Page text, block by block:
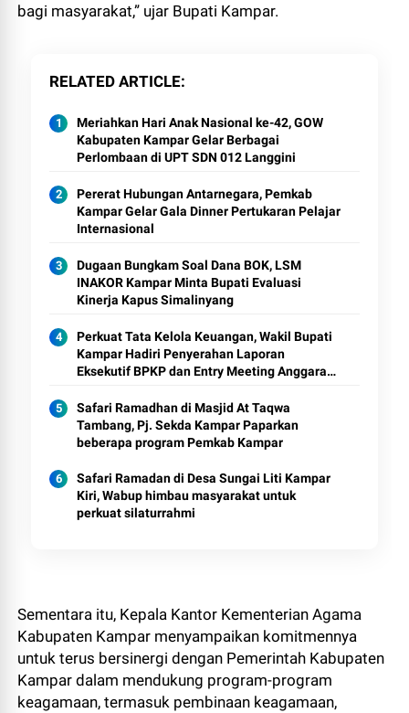
bagi masyarakat,” ujar Bupati Kampar.
RELATED ARTICLE
Meriahkan Hari Anak Nasional ke-42, GOW
Kabupaten Kampar Gelar Berbagai
Perlombaan di UPT SDN 012 Langgini
Pererat Hubungan Antarnegara, Pemkab
Kampar Gelar Gala Dinner Pertukaran Pelajar
Internasional
Dugaan Bungkam Soal Dana BOK, LSM
INAKOR Kampar Minta Bupati Evaluasi
Kinerja Kapus Simalinyang
Perkuat Tata Kelola Keuangan, Wakil Bupati
Kampar Hadiri Penyerahan Laporan
Eksekutif BPKP dan Entry Meeting Anggaran
Safari Ramadhan di Masjid At Taqwa
Tambang, Pj. Sekda Kampar Paparkan
beberapa program Pemkab Kampar
Safari Ramadan di Desa Sungai Liti Kampar
Kiri, Wabup himbau masyarakat untuk
perkuat silaturrahmi
Sementara itu, Kepala Kantor Kementerian Agama
Kabupaten Kampar menyampaikan komitmennya
untuk terus bersinergi dengan Pemerintah Kabupaten
Kampar dalam mendukung program-program
keagamaan, termasuk pembinaan keagamaan,